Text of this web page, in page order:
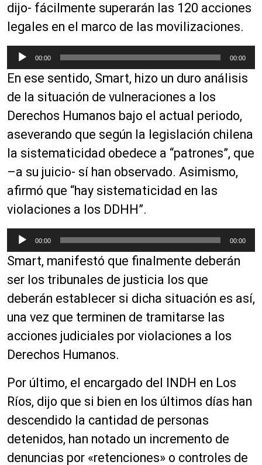
dijo- fácilmente superarán las 120 acciones
legales en el marco de las movilizaciones.
e
p
r
o
d
u
c
r
d
u
d
i
00:00 00:00
En ese sentido, Smart, hizo un duro análisis
de la situación de vulneraciones a los
Derechos Humanos bajo el actual periodo,
aseverando que según la legislación chilena
la sistematicidad obedece a “patrones”, que
–a su juicio- sí han observado. Asimismo,
afirmó que “hay sistematicidad en las
violaciones a los DDHH”.
e
p
r
d
u
c
t
o
r
d
e
a
d
i
00:00 00:00
Smart, manifestó que finalmente deberán
ser los tribunales de justicia los que
deberán establecer si dicha situación es así,
una vez que terminen de tramitarse las
acciones judiciales por violaciones a los
Derechos Humanos.
Por último, el encargado del INDH en Los
Ríos, dijo que si bien en los últimos días han
descendido la cantidad de personas
detenidos, han notado un incremento de
denuncias por «retenciones» o controles de